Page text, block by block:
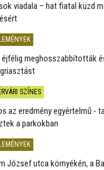
viadala – hat fiatal küzd
éjfélig meghosszabbították
SZÍNES
az eredmény egyértelmű -
a parkokban
József utca környékén, a